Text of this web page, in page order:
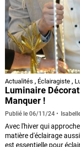
Actualités , Éclairagiste ,
Luminaire
Manquer !
Publié le 06/11/24
Avec l'hiver qui
matière d'éclairage
est essentielle pour